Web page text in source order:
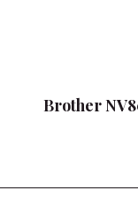
Brother